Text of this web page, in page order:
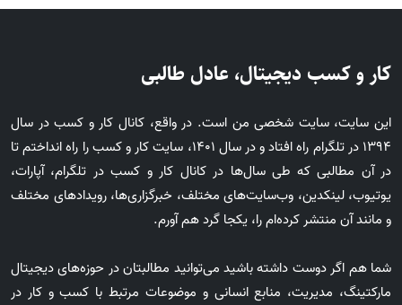
کار و کسب دیجیتال، عادل طالبی
این سایت، سایت شخصی من است. در واقع، کانال کار و کسب در سال
1394 در تلگرام راه افتاد و در سال 1401، سایت کار و کسب را راه انداختم تا
در آن مطالبی که طی سال‌ها در کانال کار و کسب در تلگرام، آپارات،
یوتیوب، لینکدین، وب‌سایت‌های مختلف، خبرگزاری‌ها، رویدادهای مختلف
و مانند آن منتشر کرده‌ام را، یکجا گرد هم آورم.
شما هم اگر دوست داشته باشید می‌توانید مطالبتان در حوزه‌های دیجیتال
مارکتینگ، مدیریت، منابع انسانی و موضوعات مرتبط با کسب و کار در